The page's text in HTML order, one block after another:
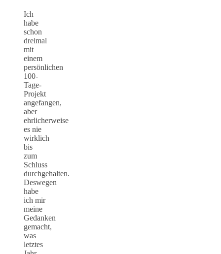
Ich
habe
schon
dreimal
mit
einem
persönlichen
100-
Tage-
Projekt
angefangen,
aber
ehrlicherweise
es nie
wirklich
bis
zum
Schluss
durchgehalten.
Deswegen
habe
ich mir
meine
Gedanken
gemacht,
was
letztes